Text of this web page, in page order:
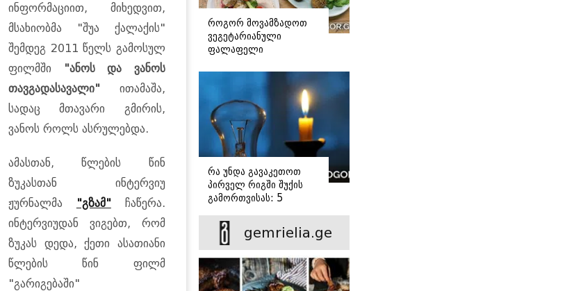
ინფორმაციით, მიხედვით,
მსახიობმა "შუა ქალაქის"
შემდეგ 2011 წელს გამოსულ
ფილმში
"ანოს და ვანოს
თავგადასავალი" ითამაშა,
სადაც მთავარი გმირის,
ვანოს როლს ასრულებდა.
ამასთან, წლების წინ
ზუკასთან ინტერვიუ
ჟურნალმა
"გზამ"
ჩაწერა.
ინტერვიუდან ვიგებთ, რომ
ზუკას დედა, ქეთი ასათიანი
წლების წინ ფილმ
"გარიგებაში"
როგორ მოვამზადოთ
ვეგეტარიანული
ფალაფელი
რა უნდა გავაკეთოთ
პირველ რიგში შუქის
გამორთვისას: 5
gemrielia.ge